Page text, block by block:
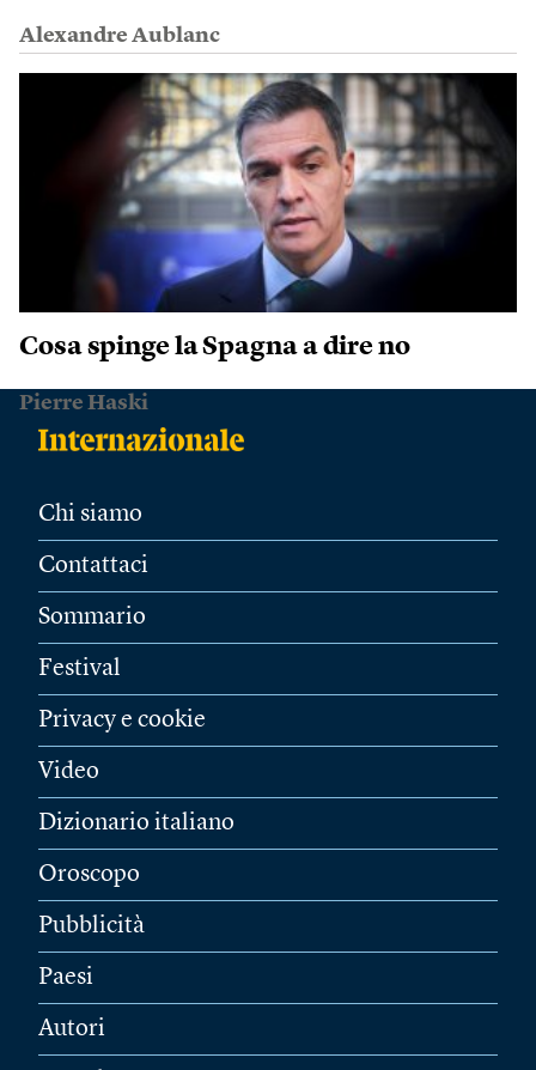
Alexandre Aublanc
Cosa spinge la Spagna a dire no
Pierre Haski
Chi siamo
Contattaci
Sommario
Festival
Privacy e cookie
Video
Dizionario italiano
Oroscopo
Pubblicità
Paesi
Autori